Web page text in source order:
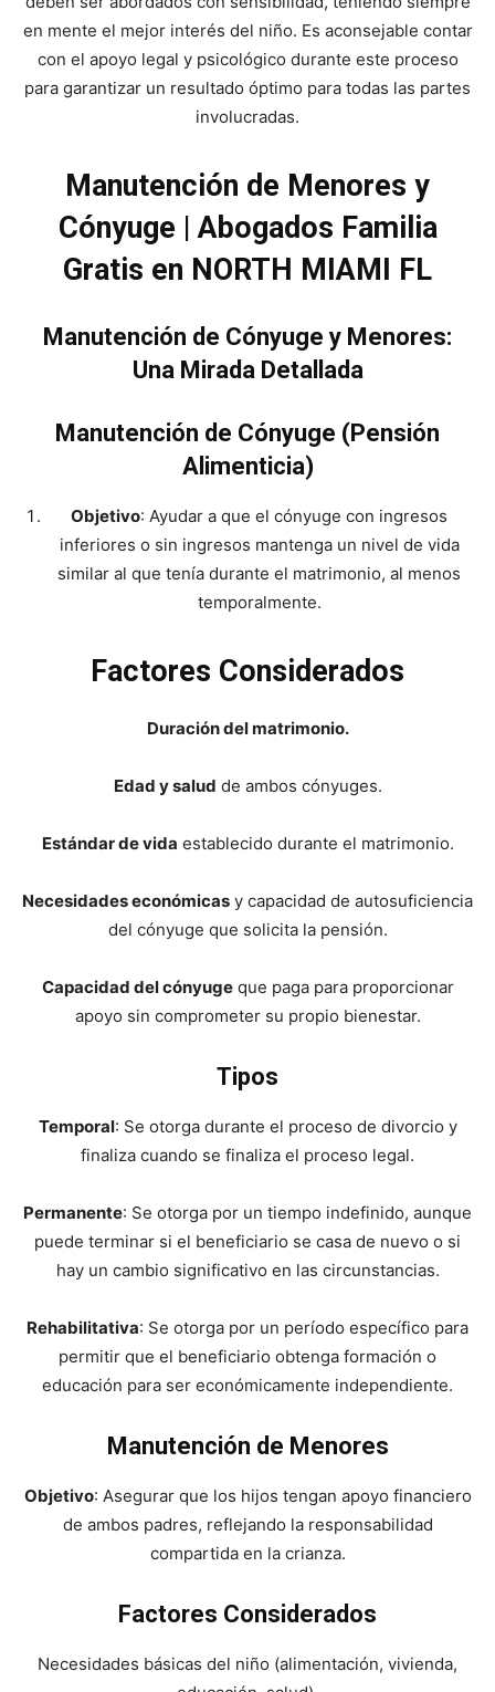
en mente el mejor interés del niño. Es aconsejable contar
con el apoyo legal y psicológico durante este proceso
para garantizar un resultado óptimo para todas las partes
involucradas.
Manutención de Menores y
Cónyuge | Abogados Familia
Gratis en NORTH MIAMI FL
Manutención de Cónyuge y Menores:
Una Mirada Detallada
Manutención de Cónyuge (Pensión
Alimenticia)
Objetivo: Ayudar a que el cónyuge con ingresos
inferiores o sin ingresos mantenga un nivel de vida
similar al que tenía durante el matrimonio, al menos
temporalmente.
Factores Considerados
Duración del matrimonio.
Edad y salud de ambos cónyuges.
Estándar de vida establecido durante el matrimonio.
Necesidades económicas y capacidad de autosuficiencia
del cónyuge que solicita la pensión.
Capacidad del cónyugeque paga para proporcionar
apoyo sin comprometer su propio bienestar.
Tipos
Temporal: Se otorga durante el proceso de divorcio y
finaliza cuando se finaliza el proceso legal.
Permanente: Se otorga por un tiempo indefinido, aunque
puede terminar si el beneficiario se casa de nuevo o si
hay un cambio significativo en las circunstancias.
Rehabilitativa: Se otorga por un período específico para
permitir que el beneficiario obtenga formación o
educación para ser económicamente independiente.
Manutención de Menores
Objetivo: Asegurar que los hijos tengan apoyo financiero
de ambos padres, reflejando la responsabilidad
compartida en la crianza.
Factores Considerados
Necesidades básicas del niño (alimentación, vivienda,